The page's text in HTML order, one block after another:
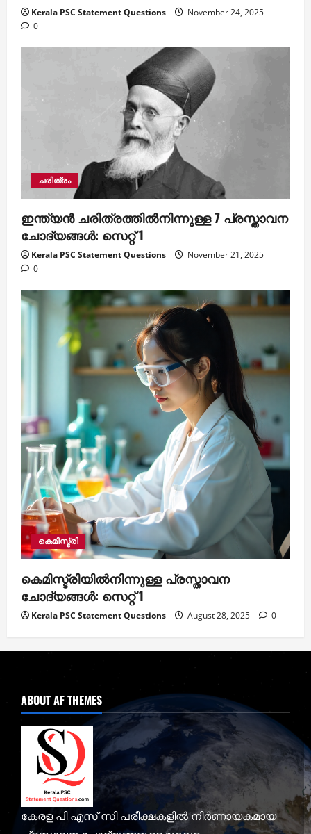
Kerala PSC Statement Questions
November 24, 2025
0
ചരിത്രം
ഇന്ത്യൻ ചരിത്രത്തിൽനിന്നുള്ള 7 പ്രസ്താവന
ചോദ്യങ്ങൾ: സെറ്റ് 1
Kerala PSC Statement Questions
November 21, 2025
0
കെമിസ്ട്രി
കെമിസ്ട്രിയില്‍നിന്നുള്ള പ്രസ്താവന
ചോദ്യങ്ങള്‍: സെറ്റ് 1
Kerala PSC Statement Questions August 28, 2025 0
ABOUT AF THEMES
കേരള പി എസ് സി പരീക്ഷകളില്‍ നിര്‍ണായകമായ